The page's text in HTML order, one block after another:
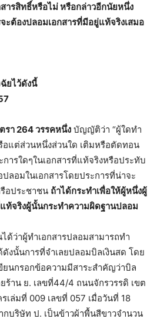
ารสิทธิ์หรือไม่ หรือกล่าวอีกนัยหนึ่ง
ะต้องปลอมเอกสารที่มีอยู่แท้จริงเสมอ
ยไว้ดังนี้
า 264 วรรคหนึ่ง บัญญัติว่า “ผู้ใดทำ
แต่ส่วนหนึ่งส่วนใด เติมหรือตัดทอน
ารใดๆในเอกสารที่แท้จริงหรือประทับ
ลอมในเอกสารโดยประการที่น่าจะ
อประชาชน ถ้าได้กระทำเพื่อให้ผู้หนึ่งผู้
แท้จริงผู้นั้นกระทำความผิดฐานปลอม
ว่าผู้ทำเอกสารปลอมสามารถทำ
งนั้นการที่จำเลยปลอมบิลเงินสด โดย
นกรอกข้อความมีสาระสำคัญว่าบิล
ร้าน ย. เลขที่44/4 ถนนจักรวรรดิ เขต
เล่มที่ 009 เลขที่ 057 เมื่อวันที่ 18
กบริษัท ป. เป็นข้าวผ้าพื้นสีขาวจำนวน